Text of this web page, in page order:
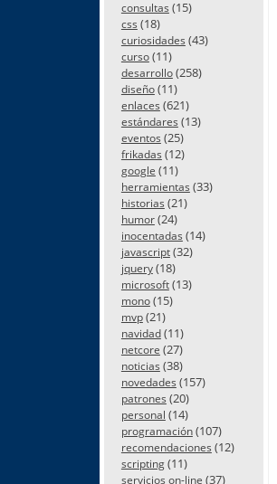
consultas (15)
css (18)
curiosidades (43)
curso(11)
desarrollo(258)
diseño(11)
enlaces (621)
estándares (13)
eventos (25)
frikadas (12)
google (11)
herramientas (33)
historias (21)
humor(24)
inocentadas (14)
javascript(32)
jquery(18)
microsoft(13)
mono(15)
mvp(21)
navidad(11)
netcore (27)
noticias (38)
novedades (157)
patrones (20)
personal (14)
programación(107)
recomendaciones (12)
scripting(11)
servicios on-line (37)